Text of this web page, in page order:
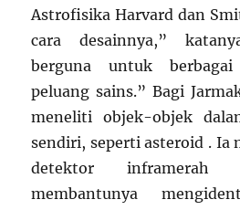
Astrofisika Harvard dan
cara desainnya,”
berguna untuk
peluang sains.” Bagi
meneliti objek-objek
sendiri, seperti asteroid . Ia
detektor inframerah
membantunya